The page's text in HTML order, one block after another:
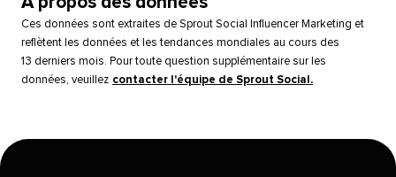
Ces données sont extraites de Sprout Social Influencer Marketing et
reflètent les données et les tendances mondiales au cours des
13 derniers mois. Pour toute question supplémentaire sur les
données, veuillez contacter l'équipe de Sprout Social.​​